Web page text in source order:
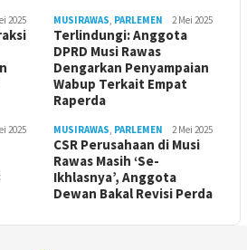
2025 MUSIRAWAS PARLEMEN 2 Mei 2025
Terlindungi: Anggota
DPRD Musi Rawas
Dengarkan Penyampaian
Wabup Terkait Empat
Raperda
2025 MUSIRAWAS PARLEMEN 2 Mei 2025
CSR Perusahaan di Musi
Rawas Masih ‘Se-
Ikhlasnya’, Anggota
Dewan Bakal Revisi Perda ‎